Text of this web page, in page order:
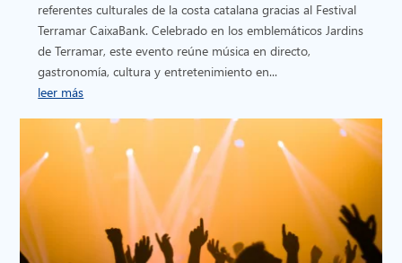
referentes culturales de la costa catalana gracias al Festival
Terramar CaixaBank. Celebrado en los emblemáticos Jardins
de Terramar, este evento reúne música en directo,
gastronomía, cultura y entretenimiento en...
leer más